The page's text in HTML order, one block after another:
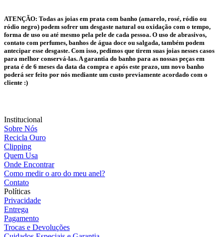
ATENÇÃO: Todas as joias em prata com banho (amarelo, rosé, ródio ou
ródio negro) podem sofrer um desgaste natural ou oxidação com o tempo,
forma de uso ou até mesmo pela pele de cada pessoa. O uso de abrasivos,
contato com perfumes, banhos de água doce ou salgada, também podem
antecipar esse desgaste. Com isso, pedimos que tirem suas joias nesses casos
para melhor conservá-las. A garantia do banho para as nossas peças em
prata é de 6 meses da data da compra e após este prazo, um novo banho
poderá ser feito por nós mediante um custo previamente acordado com o
cliente :)
Institucional
Sobre Nós
Recicla Ouro
Clipping
Quem Usa
Onde Encontrar
Como medir o aro do meu anel?
Contato
Políticas
Privacidade
Entrega
Pagamento
Trocas e Devoluções